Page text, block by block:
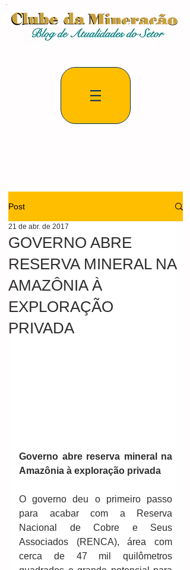
Post
GOVERNO ABRE
RESERVA MINERAL NA
AMAZÔNIA À
EXPLORAÇÃO
PRIVADA
21 de abr. de 2017
Governo abre reserva mineral na
Amazônia à exploração privada
O governo deu o primeiro passo
para acabar com a Reserva
Nacional de Cobre e Seus
Associados (RENCA), área com
cerca de 47 mil quilômetros